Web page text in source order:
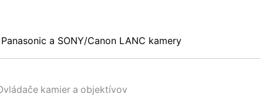
a SONY/Canon LANC kamery
kamier a objektívov